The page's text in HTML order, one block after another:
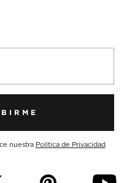
nuestra Política de Privacidad